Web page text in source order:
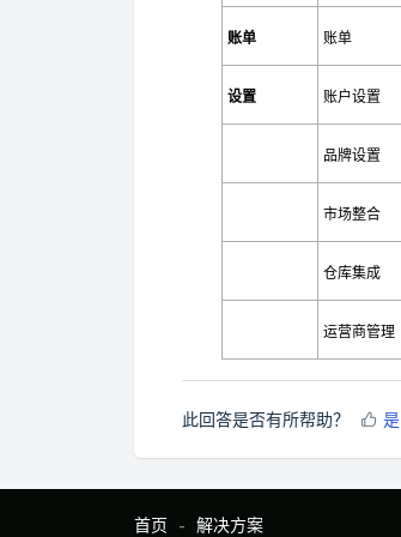
账单 账单
设置 账户设置
品牌设置
市场整合
仓库集成
运营商管理
此回答是否有所帮助？ 是
首页 解决方案